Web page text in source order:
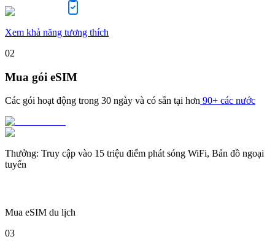
Xem khả năng tương thích
02
Mua gói eSIM
Các gói hoạt động trong 30 ngày và có sẵn tại hơn 90+ các nước
Thưởng: Truy cập vào 15 triệu điểm phát sóng WiFi, Bản đồ ngoại
tuyến
Mua eSIM du lịch
03